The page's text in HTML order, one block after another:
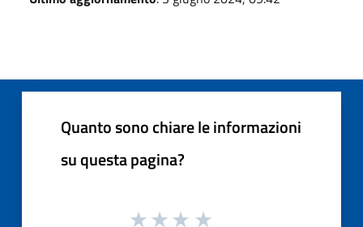
Quanto sono chiare le informazioni
su questa pagina?